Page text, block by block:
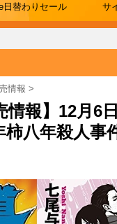
日替わりセール サ
情報 >
情報】12月6
柿八年殺人事